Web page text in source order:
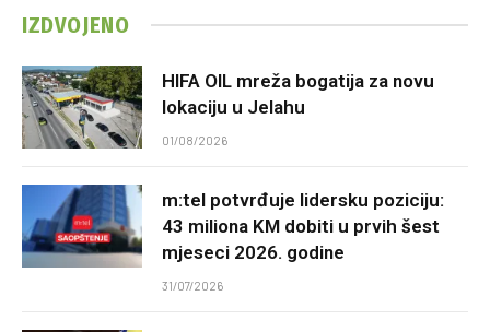
IZDVOJENO
HIFA OIL mreža bogatija za novu
lokaciju u Jelahu
01/08/2026
m:tel potvrđuje lidersku poziciju:
43 miliona KM dobiti u prvih šest
mjeseci 2026. godine
31/07/2026